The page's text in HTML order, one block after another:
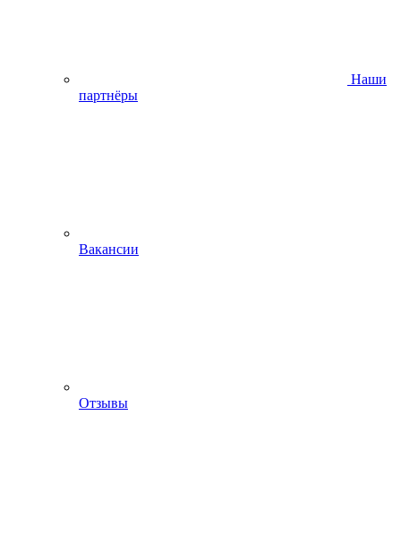
Наши
партнёры
Вакансии
Отзывы